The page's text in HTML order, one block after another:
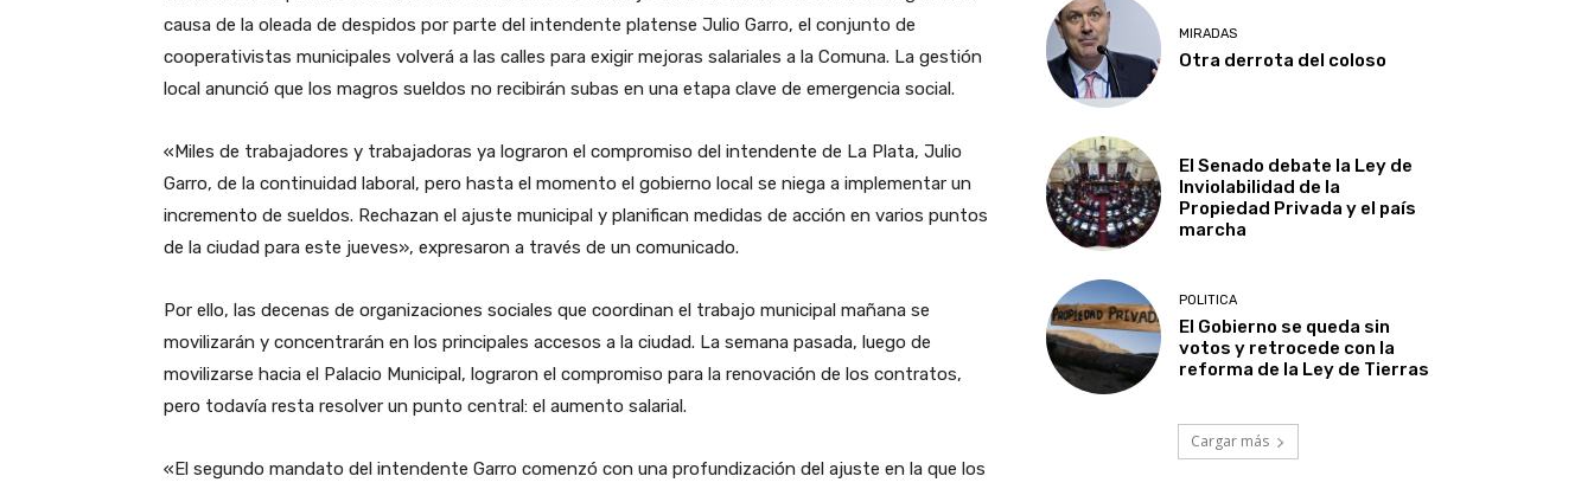
causa de la oleada de despidos por parte del intendente platense Julio Garro, el conjunto de
cooperativistas municipales volverá a las calles para exigir mejoras salariales a la Comuna. La gestión
local anunció que los magros sueldos no recibirán subas en una etapa clave de emergencia social.
«Miles de trabajadores y trabajadoras ya lograron el compromiso del intendente de La Plata, Julio
Garro, de la continuidad laboral, pero hasta el momento el gobierno local se niega a implementar un
incremento de sueldos. Rechazan el ajuste municipal y planifican medidas de acción en varios puntos
de la ciudad para este jueves», expresaron a través de un comunicado.
Por ello, las decenas de organizaciones sociales que coordinan el trabajo municipal mañana se
movilizarán y concentrarán en los principales accesos a la ciudad. La semana pasada, luego de
movilizarse hacia el Palacio Municipal, lograron el compromiso para la renovación de los contratos,
pero todavía resta resolver un punto central: el aumento salarial.
«El segundo mandato del intendente Garro comenzó con una profundización del ajuste en la que los
MIRADAS
Otra derrota del coloso
El Senado debate la Ley de
Inviolabilidad de la
Propiedad Privada y el país
marcha
POLITICA
El Gobierno se queda sin
votos y retrocede con la
reforma de la Ley de Tierras
Cargar más